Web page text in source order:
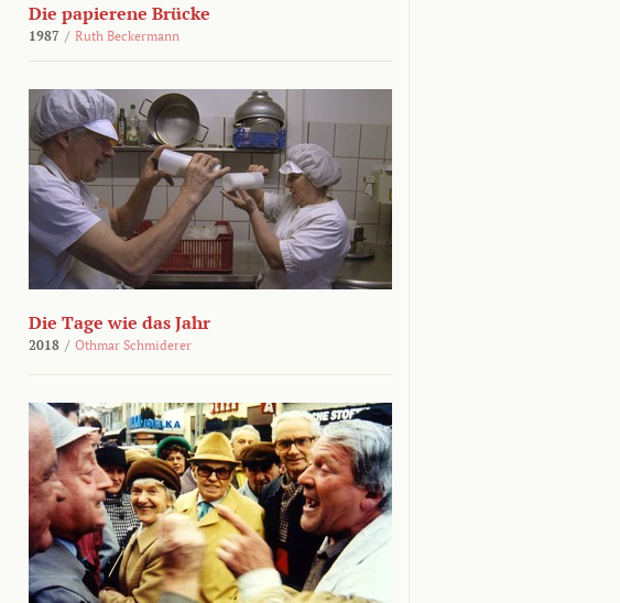
Die papierene Brücke
1987 / Ruth Beckermann
Die Tage wie das Jahr
2018 / Othmar Schmiderer